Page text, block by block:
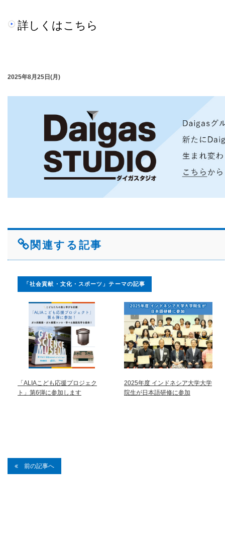
詳しくはこちら
2025年8月25日(月)
関連する記事
「社会貢献・文化・スポーツ」テーマの記事
「ALIAこども応援プロジェク
ト」第6弾に参加します
2025年度 インドネシア大学大学
院生が日本語研修に参加
前の記事へ